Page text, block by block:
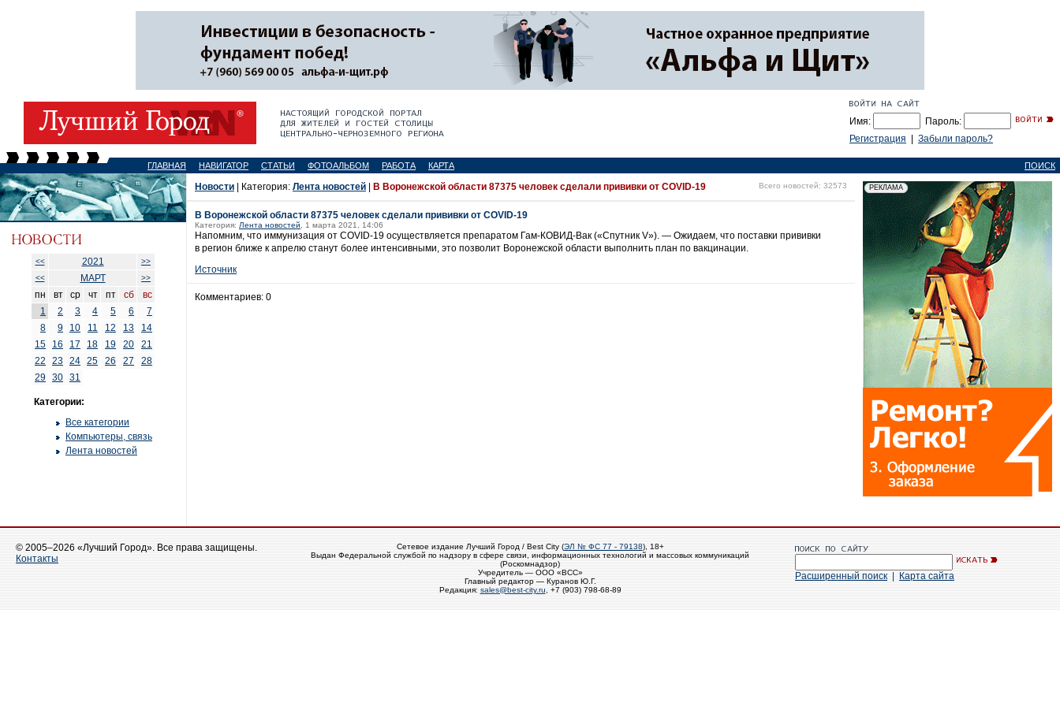
Имя:
Пароль:
Регистрация
Забыли пароль?
ГЛАВНАЯ НАВИГАТОР СТАТЬИ ФОТОАЛЬБОМ РАБОТА КАРТА ПОИСК
<< 2021
>>
<<
МАРТ >>
пн вт ср чт пт сб
вс
1
2 3 4 5 6
7
8
9 10 11 12 13
14
15
16 17 18 19 20
21
22
23 24 25 26 27
28
29 30 31
Категории:
Все категории
Компьютеры, связь
Лента новостей
Новости | Категория: Лента новостей В Воронежской области 87375 человек сделали прививки от COVID-19 Всего новостей: 32573
В Воронежской области 87375 человек сделали прививки от COVID-19
Категория: Лента новостей , 1 марта 2021, 14:06
Напомним, что иммунизация от COVID-19 осуществляется препаратом Гам-КОВИД-Вак («Спутник V»). — Ожидаем, что поставки прививки
в регион ближе к апрелю станут более интенсивными, это позволит Воронежской области выполнить план по вакцинации.
Источник
Комментариев: 0
© 2005–2026 «Лучший Город». Все права защищены.
Контакты
Сетевое издание Лучший Город / Best City (ЭЛ № ФС 77 - 79138), 18+
Выдан Федеральной службой по надзору в сфере связи, информационных технологий и массовых коммуникаций
(Роскомнадзор)
Учредитель — ООО «ВСС»
Главный редактор — Куранов Ю.Г.
Редакция: sales@best-city.ru , +7 (903) 798-68-89
Расширенный поиск Карта сайта